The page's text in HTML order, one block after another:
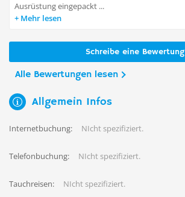
Ausrüstung eingepackt ...
Mehr lesen
Schreibe eine Bewertung
Alle Bewertungen lesen
Allgemein Infos
Internetbuchung: NIcht spezifiziert.
Telefonbuchung: NIcht spezifiziert.
Tauchreisen: NIcht spezifiziert.